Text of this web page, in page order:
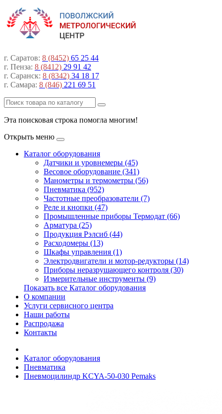
г. Саратов: 8 (8452) 65 25 44
г. Пенза: 8 (8412) 29 91 42
г. Саранск: 8 (8342) 34 18 17
г. Самара: 8 (846) 221 69 51
Эта поисковая строка помогла многим!
Открыть меню
Каталог оборудования
Датчики и уровнемеры (45)
Весовое оборудование (341)
Манометры и термометры (56)
Пневматика (952)
Частотные преобразователи (7)
Реле и кнопки (47)
Промышленные приборы Термодат (66)
Арматура (25)
Продукция Рэлсиб (44)
Расходомеры (13)
Шкафы управления (1)
Электродвигатели и мотор-редукторы (14)
Приборы неразрушающего контроля (30)
Измерительные инструменты (9)
Показать все Каталог оборудования
О компании
Услуги сервисного центра
Наши работы
Распродажа
Контакты
Каталог оборудования
Пневматика
Пневмоцилиндр KCYA-50-030 Pemaks